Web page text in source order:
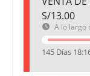
S/13.00
A lo largo
145 Días